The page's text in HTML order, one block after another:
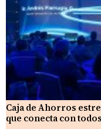
Caja de Ahorros
que conecta con todos